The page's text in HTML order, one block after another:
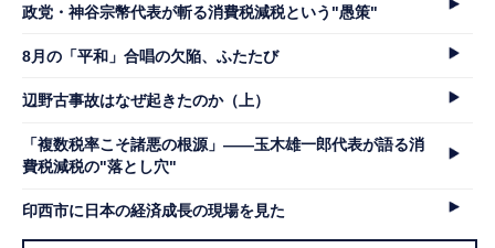
政党・神谷宗幣代表が斬る消費税減税という"愚策"
8月の「平和」合唱の欠陥、ふたたび
辺野古事故はなぜ起きたのか（上）
「複数税率こそ諸悪の根源」――玉木雄一郎代表が語る消
費税減税の"落とし穴"
印西市に日本の経済成長の現場を見た